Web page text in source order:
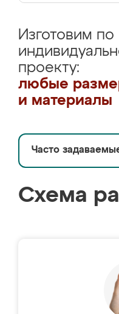
Изготовим по
проекту:
любые
и материалы
Часто
Схема